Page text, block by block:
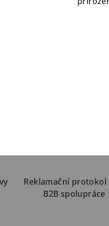
Reklamační protokol
B2B spolupráce